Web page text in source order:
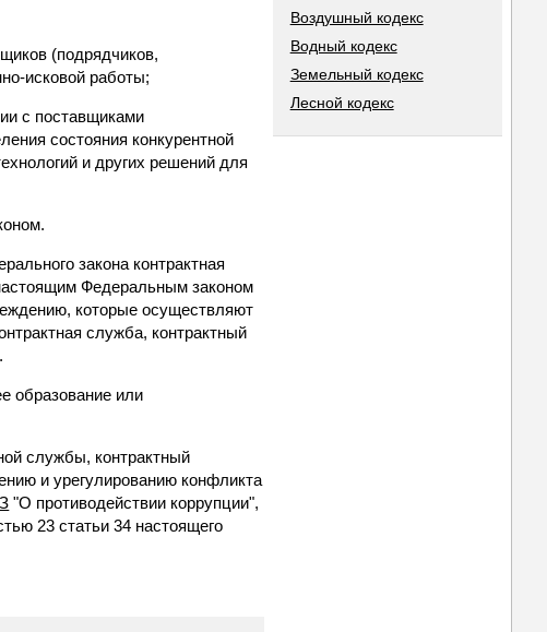
(подрядчиков,
исковой работы;
с поставщиками
состояния конкурентной
и других решений для
закона контрактная
Федеральным законом
которые осуществляют
служба, контрактный
образование или
службы, контрактный
и урегулированию конфликта
"О противодействии коррупции",
23 статьи 34 настоящего
Воздушный кодекс
Водный кодекс
Земельный кодекс
Лесной кодекс